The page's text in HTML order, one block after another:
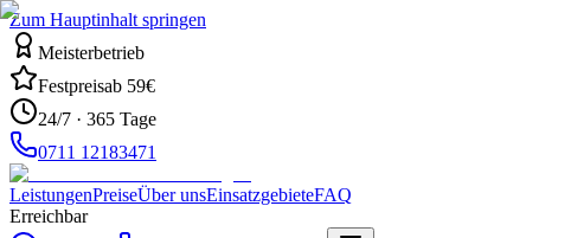
Zum Hauptinhalt springen
Meisterbetrieb
Festpreisab 59€
24/7 · 365 Tage
0711 12183471
LeistungenPreiseÜber unsEinsatzgebieteFAQ
Erreichbar